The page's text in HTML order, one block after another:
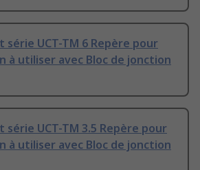
série UCT-TM 6 Repère pour
à utiliser avec Bloc de jonction
série UCT-TM 3.5 Repère pour
à utiliser avec Bloc de jonction